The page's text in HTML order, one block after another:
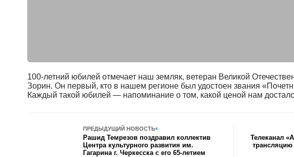
100-летний юбилей отмечает наш земляк, ветеран Великой
Зорин. Он первый, кто в нашем регионе был удостоен звания
Каждый такой юбилей — напоминание о том, какой ценой нам
ПРЕДЫДУЩИЙ НОВОСТЬ
Рашид Темрезов поздравил коллектив
Центра культурного развития им.
Гагарина г. Черкесска с его 65-летием
Телеканал
трансляцию